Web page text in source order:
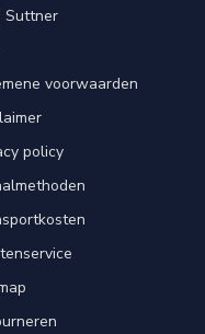
Suttner
voorwaarden
policy